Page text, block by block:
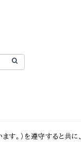
。）を遵守すると共に、